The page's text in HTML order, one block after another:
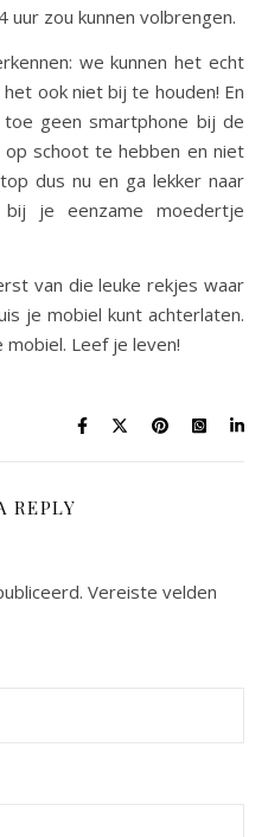
uur zou kunnen volbrengen.
we kunnen het echt
ook niet bij te houden! En
geen smartphone bij de
schoot te hebben en niet
dus nu en ga lekker naar
je eenzame moedertje
van die leuke rekjes waar
je mobiel kunt achterlaten.
Leef je leven!
REPLY
Vereiste velden